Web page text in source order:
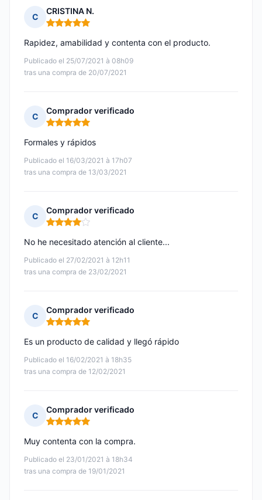
C
CRISTINA N.
Nota: 5 de 5
Publicado el 25/07/2021 à 08h09
tras una compra de 20/07/2021
Rapidez, amabilidad y contenta con el producto.
C
Comprador verificado
Nota: 5 de 5
Publicado el 16/03/2021 à 17h07
tras una compra de 13/03/2021
Formales y rápidos
C
Comprador verificado
Nota: 4 de 5
Publicado el 27/02/2021 à 12h11
tras una compra de 23/02/2021
No he necesitado atención al cliente...
C
Comprador verificado
Nota: 5 de 5
Publicado el 16/02/2021 à 18h35
tras una compra de 12/02/2021
Es un producto de calidad y llegó rápido
C
Comprador verificado
Nota: 5 de 5
Publicado el 23/01/2021 à 18h34
tras una compra de 19/01/2021
Muy contenta con la compra.